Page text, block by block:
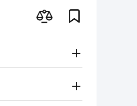
le tariffe del vettore